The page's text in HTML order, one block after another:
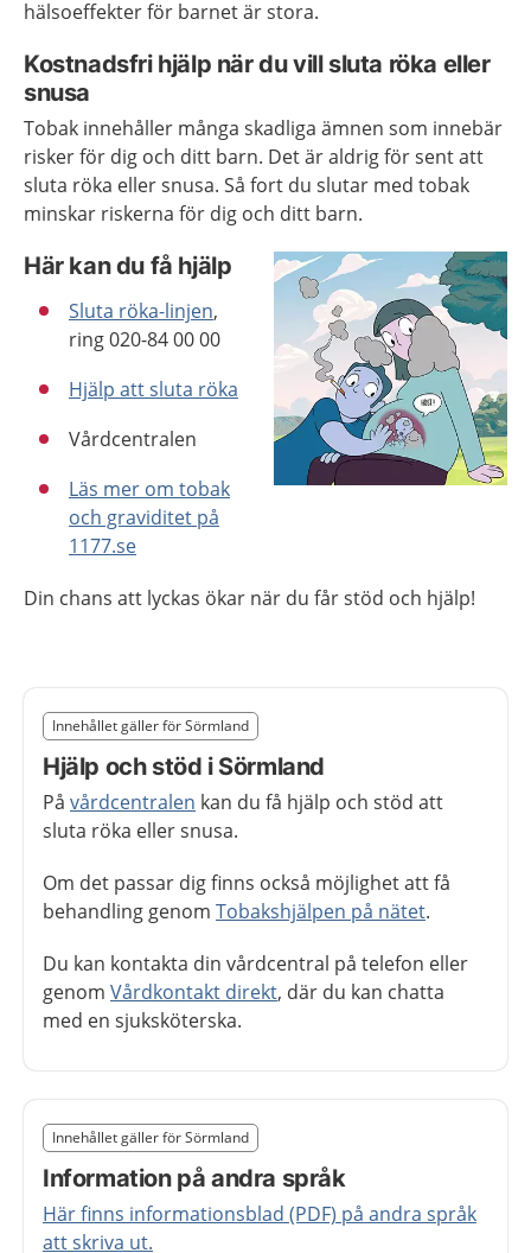
hälsoeffekter för barnet är stora.
Kostnadsfri hjälp när du vill sluta röka eller
snusa
Tobak innehåller många skadliga ämnen som innebär
risker för dig och ditt barn. Det är aldrig för sent att
sluta röka eller snusa. Så fort du slutar med tobak
minskar riskerna för dig och ditt barn.
Här kan du få hjälp
Sluta röka-linjen,
ring 020-84 00 00
Hjälp att sluta röka
Vårdcentralen
Läs mer om tobak
och graviditet på
1177.se
Din chans att lyckas ökar när du får stöd och hjälp!
Nedan innehåll gäller region Sörmland
Innehållet gäller för Sörmland
Hjälp och stöd i Sörmland
På vårdcentralen kan du få hjälp och stöd att
sluta röka eller snusa.
Om det passar dig finns också möjlighet att få
behandling genom Tobakshjälpen på nätet.
Du kan kontakta din vårdcentral på telefon eller
genom Vårdkontakt direkt, där du kan chatta
med en sjuksköterska.
Slut på det regionala tillägget från region Sörmland
Nedan innehåll gäller region Sörmland
Innehållet gäller för Sörmland
Information på andra språk
Här finns informationsblad (PDF) på andra språk
att skriva ut.
Slut på det regionala tillägget från region Sörmland